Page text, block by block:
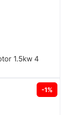
1.5kw 4
-1%